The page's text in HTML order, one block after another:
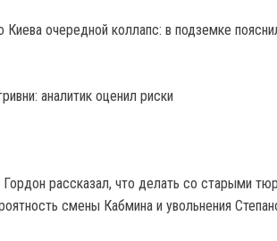
очередной коллапс: в подземке
аналитик оценил риски
рассказал, что делать со старыми